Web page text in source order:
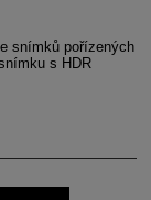
snímků pořízených
s HDR